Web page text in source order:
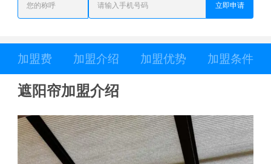
立即申请
加盟费 加盟介绍 加盟优势 加盟条件
遮阳帘加盟介绍